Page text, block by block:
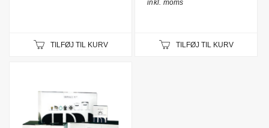
TILFØJ TIL KURV
inkl. moms
TILFØJ TIL KURV